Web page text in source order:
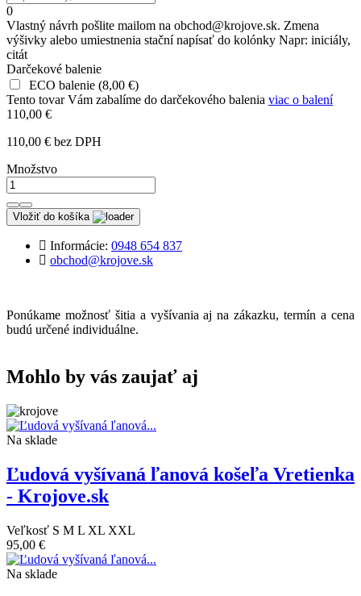
0
Vlastný návrh pošlite mailom na obchod@krojove.sk. Zmena
výšivky alebo umiestnenia stační napísať do kolónky Napr: iniciály,
citát
Darčekové balenie
ECO balenie (8,00 €)
Tento tovar Vám zabalíme do darčekového balenia viac o balení
110,00 €
110,00 € bez DPH
Množstvo
Vložiť do košíka
Informácie: 0948 654 837
obchod@krojove.sk
Ponúkame možnosť šitia a vyšívania aj na zákazku, termín a cena
budú určené individuálne.
Mohlo by vás zaujať aj
Na sklade
Ľudová vyšívaná ľanová košeľa Vretienka
- Krojove.sk
Veľkosť S M L XL XXL
95,00 €
Na sklade